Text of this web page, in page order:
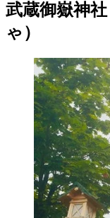
武蔵御嶽神
ゃ）